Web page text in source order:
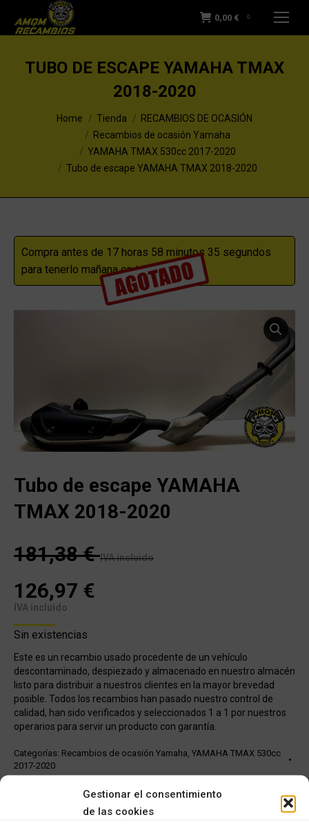
Gestionar el consentimiento
de las cookies
0,00 € 0
TUBO DE ESCAPE YAMAHA TMAX
2018-2020
You are here:Home Tienda
RECAMBIOS DE OCASIÓN
Recambios de ocasión Yamaha
YAMAHA TMAX 530cc 2017-2020
Tubo de escape YAMAHA TMAX 2018-2020
Compra antes de 17 horas 58 minutos 35 segundos
para tenerlo mañana en tu casa
Tubo de escape YAMAHA
TMAX 2018-2020
181,38€ IVA incluido
126,97 €
IVA incluido
Sin existencias
Este es un recambio usado procedente de un vehículo
descontaminado, despiezado y almacenado en nuestro almacén
listo para distribuir a nuestros clientes en la mayor brevedad
posible. Todos los recambios han pasado nuestro control de
calidad, han sido verificados y seleccionados 1 a 1 por nuestros
operarios para servir un producto con garantía.
Categorías: Recambios de ocasión Yamaha YAMAHA TMAX 530cc
2017-2020